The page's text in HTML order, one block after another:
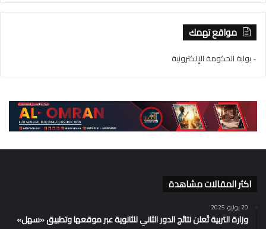
مواقع تهمك
- بوابة الحكومة الإلكترونية
اكثر المقالات مشاهدة
20 يوليو، 2025
وزارة التربية تُعلن نتائج الدور الثاني للثانوية عبر موقعها وتطبيق «سهل»